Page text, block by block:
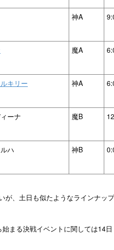
神A
魔A
キリー 神A
ーナ 魔B
ハ 神B
が、土日も似たようなラインナッ
まる決戦イベントに関しては14